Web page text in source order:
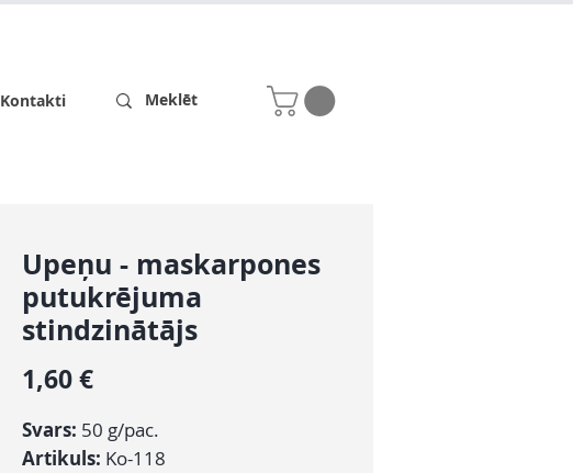
Kontakti
Upeņu - maskarpones
putukrējuma
stindzinātājs
1,60 €Cena
Svars: 50 g/pac.
Artikuls: Ko-118